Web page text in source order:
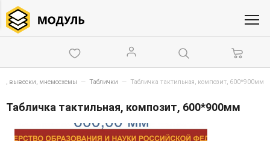
вывески, мнемосхемы — Таблички — Табличка тактильная, композит, 600*900мм
Табличка тактильная, композит, 600*900мм